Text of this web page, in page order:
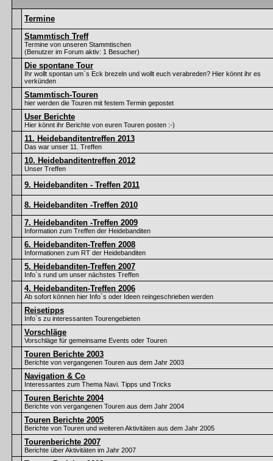
Termine
Stammtisch Treff
Termine von unseren Stammtischen
(Benutzer im Forum aktiv: 1 Besucher)
Die spontane Tour
Ihr wollt spontan um`s Eck brezeln und wollt euch verabreden? Hier könnt ihr es
verkünden
Stammtisch-Touren
hier werden die Touren mit festem Termin gepostet
User Berichte
Hier könnt ihr Berichte von euren Touren posten :-)
11. Heidebanditentreffen 2013
Das war unser 11. Treffen
10. Heidebanditentreffen 2012
Unser Treffen
9. Heidebanditen - Treffen 2011
8. Heidebanditen -Treffen 2010
7. Heidebanditen -Treffen 2009
Information zum Treffen der Heidebanditen
6. Heidebanditen-Treffen 2008
Informationen zum RT der Heidebanditen
5. Heidebanditen-Treffen 2007
Info`s rund um unser nächstes Treffen
4. Heidebanditen-Treffen 2006
Ab sofort können hier Info`s oder Ideen reingeschrieben werden
Reisetipps
Info`s zu interessanten Tourengebieten
Vorschläge
Vorschläge für gemeinsame Events oder Touren
Touren Berichte 2003
Berichte von vergangenen Touren aus dem Jahr 2003
Navigation & Co
Interessantes zum Thema Navi. Tipps und Tricks
Touren Berichte 2004
Berichte von vergangenen Touren aus dem Jahr 2004
Touren Berichte 2005
Berichte von Touren und weiteren Aktivitäten aus dem Jahr 2005
Tourenberichte 2007
Berichte über Aktivitäten im Jahr 2007